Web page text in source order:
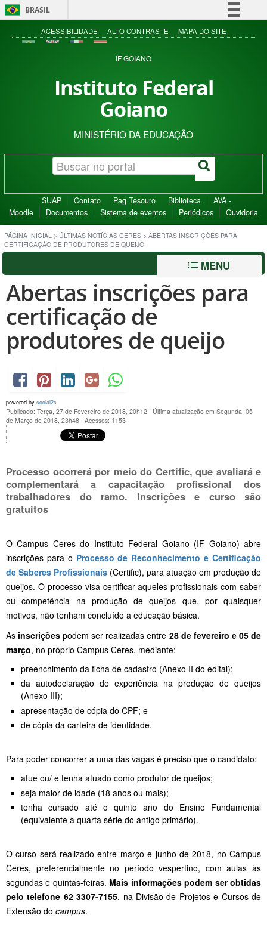
BRASIL
Simplifique!
Acesso à informação
ACESSIBILIDADE ALTO CONTRASTE MAPA DO SITE
IF GOIANO
Instituto Federal
Goiano
MINISTÉRIO DA EDUCAÇÃO
SUAP Contato Pag Tesouro Biblioteca
AVA -
Moodle
Documentos Sistema de eventos Periódicos Ouvidoria
PÁGINA INICIAL > ÚLTIMAS NOTÍCIAS CERES > ABERTAS INSCRIÇÕES PARA
CERTIFICAÇÃO DE PRODUTORES DE QUEIJO
MENU
Abertas inscrições para
certificação de
produtores de queijo
powered by social2s
Publicado: Terça, 27 de Fevereiro de 2018, 20h12 | Última atualização em Segunda, 05
de Março de 2018, 23h48 | Acessos: 1153
Processo ocorrerá por meio do Certific, que avaliará e
complementará a capacitação profissional dos
trabalhadores do ramo. Inscrições e curso são
gratuitos
O Campus Ceres do Instituto Federal Goiano (IF Goiano) abre
inscrições para o Processo de Reconhecimento e Certificação
de Saberes Profissionais (Certific), para atuação em produção de
queijos. O processo visa certificar aqueles profissionais com saber
ou competência na produção de queijos que, por quaisquer
motivos, não tenham concluído a educação básica.
As inscrições podem ser realizadas entre 28 de fevereiro e 05 de
março, no próprio Campus Ceres, mediante:
preenchimento da ficha de cadastro (Anexo II do edital);
da autodeclaração de experiência na produção de queijos
(Anexo III);
apresentação de cópia do CPF; e
de cópia da carteira de identidade.
Para poder concorrer a uma das vagas é preciso que o candidato:
atue ou/ e tenha atuado como produtor de queijos;
seja maior de idade (18 anos ou mais);
tenha cursado até o quinto ano do Ensino Fundamental
(equivalente à quarta série do antigo primário).
O curso será realizado entre março e junho de 2018, no Campus
Ceres, preferencialmente no período vespertino, com aulas às
segundas e quintas-feiras. Mais informações podem ser obtidas
pelo telefone 62 3307-7155, na Divisão de Projetos e Cursos de
Extensão do campus.